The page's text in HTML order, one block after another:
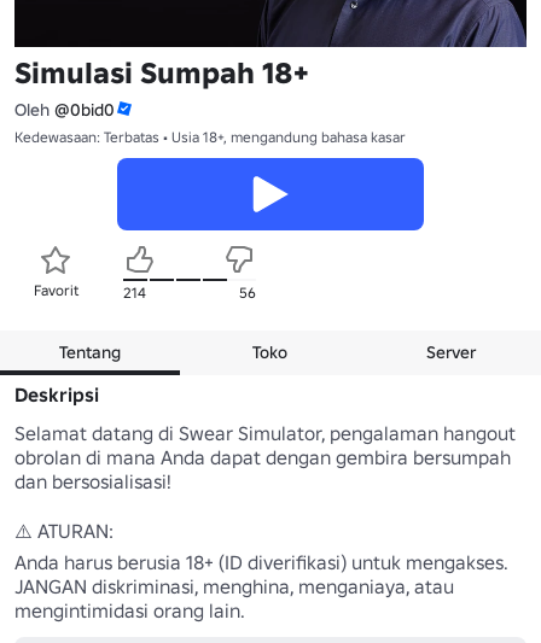
Simulasi Sumpah 18+
Oleh @0bid0
Kedewasaan: Terbatas • Usia 18+, mengandung bahasa kasar
Favorit 214 56
Tentang Toko Server
Deskripsi
Selamat datang di Swear Simulator, pengalaman hangout
obrolan di mana Anda dapat dengan gembira bersumpah
dan bersosialisasi!
⚠️ ATURAN:
Anda harus berusia 18+ (ID diverifikasi) untuk mengakses.
JANGAN diskriminasi, menghina, menganiaya, atau
mengintimidasi orang lain.